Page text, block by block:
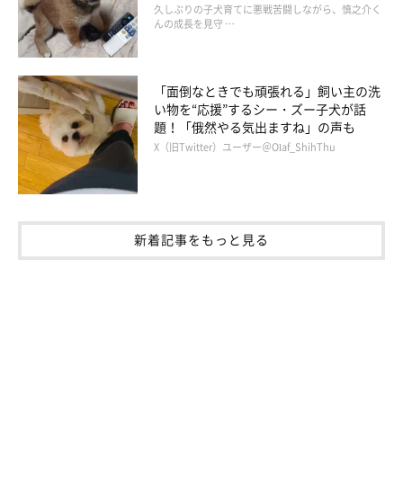
久しぶりの子犬育てに悪戦苦闘しながら、慎之介く
んの成長を見守 …
「面倒なときでも頑張れる」飼い主の洗
い物を“応援”するシー・ズー子犬が話
題！「俄然やる気出ますね」の声も
X（旧Twitter）ユーザー＠Olaf_ShihThu
新着記事をもっと見る